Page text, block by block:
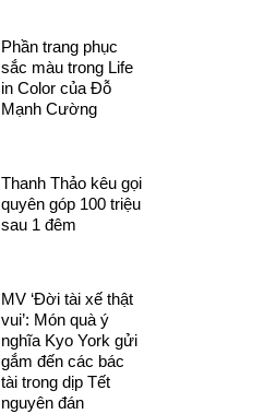
Phần trang phục
sắc màu trong Life
in Color của Đỗ
Mạnh Cường
Thanh Thảo kêu gọi
quyên góp 100 triệu
sau 1 đêm
MV ‘Đời tài xế thật
vui’: Món quà ý
nghĩa Kyo York gửi
gắm đến các bác
tài trong dịp Tết
nguyên đán